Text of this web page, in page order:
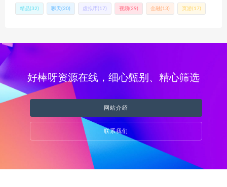
精品(32) 聊天(20) 虚拟币(17) 视频(29) 金融(13) 页游(17)
好棒呀资源在线，细心甄别、精心筛选
网站介绍
联系我们